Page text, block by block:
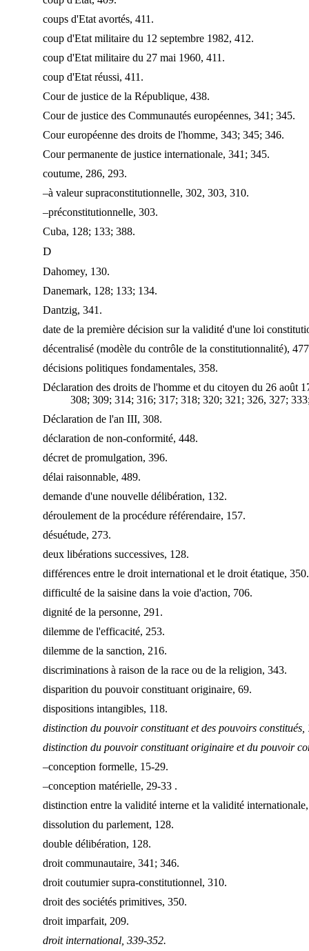
coups d'Etat avortés, 411.
coup d'Etat militaire du 12 septembre 1982, 412.
coup d'Etat militaire du 27 mai 1960, 411.
coup d'Etat réussi, 411.
Cour de justice de la République, 438.
Cour de justice des Communautés européennes, 341; 345.
Cour européenne des droits de l'homme, 343; 345; 346.
Cour permanente de justice internationale, 341; 345.
coutume, 286, 293.
–à valeur supraconstitutionnelle, 302, 303, 310.
–préconstitutionnelle, 303.
Cuba, 128; 133; 388.
D
Dahomey, 130.
Danemark, 128; 133; 134.
Dantzig, 341.
date de la première décision sur la validité d'une loi
décentralisé (modèle du contrôle de la constitutionnalité),
décisions politiques fondamentales, 358.
Déclaration des droits de l'homme et du citoyen du 26 août
308; 309; 314; 316; 317; 318; 320; 321; 326, 327;
Déclaration de l'an III, 308.
déclaration de non-conformité, 448.
décret de promulgation, 396.
délai raisonnable, 489.
demande d'une nouvelle délibération, 132.
déroulement de la procédure référendaire, 157.
désuétude, 273.
deux libérations successives, 128.
différences entre le droit international et le droit étatique, 350.
difficulté de la saisine dans la voie d'action, 706.
dignité de la personne, 291.
dilemme de l'efficacité, 253.
dilemme de la sanction, 216.
discriminations à raison de la race ou de la religion, 343.
disparition du pouvoir constituant originaire, 69.
dispositions intangibles, 118.
distinction du pouvoir constituant et des pouvoirs constitués,
distinction du pouvoir constituant originaire et du pouvoir
–conception formelle, 15-29.
–conception matérielle, 29-33 .
distinction entre la validité interne et la validité
dissolution du parlement, 128.
double délibération, 128.
droit communautaire, 341; 346.
droit coutumier supra-constitutionnel, 310.
droit des sociétés primitives, 350.
droit imparfait, 209.
droit international, 339-352.